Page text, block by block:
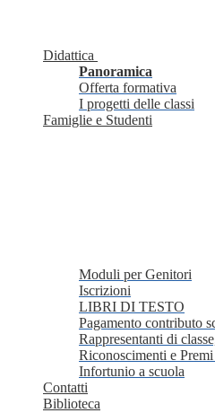
Didattica
Panoramica
Offerta formativa
I progetti delle classi
Famiglie e Studenti
Moduli per Genitori
Iscrizioni
LIBRI DI TESTO
Pagamento contributo
Rappresentanti di
Riconoscimenti e
Infortunio a scuola
Contatti
Biblioteca